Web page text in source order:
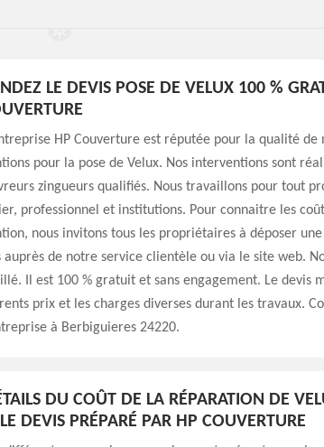
LE DEVIS POSE DE VELUX 100 %
HP Couverture est réputée pour la qualité de
pour la pose de Velux. Nos interventions sont
zingueurs qualifiés. Nous travaillons pour tout
professionnel et institutions. Pour connaitre les
nous invitons tous les propriétaires à déposer
auprès de notre service clientèle ou via le site web.
Il est 100 % gratuit et sans engagement. Le devis
prix et les charges diverses durant les travaux.
à Berbiguieres 24220.
DU COÛT DE LA RÉPARATION DE
DEVIS PRÉPARÉ PAR HP COUVERTURE